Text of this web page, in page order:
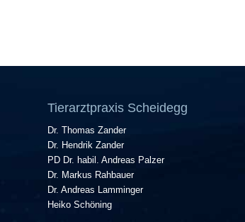
Tierarztpraxis Scheidegg
Dr. Thomas Zander
Dr. Hendrik Zander
PD Dr. habil. Andreas Palzer
Dr. Markus Rahbauer
Dr. Andreas Lamminger
Heiko Schöning